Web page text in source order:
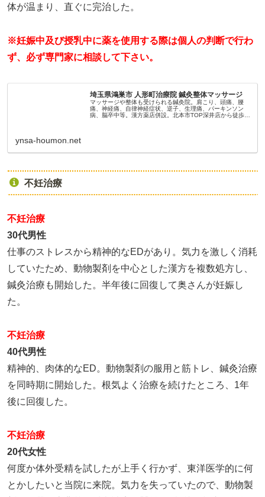
体が温まり、直ぐに完治した。
※妊娠中及び授乳中に薬を使用する際は個人の判断で行わ
ず、必ず専門家に相談して下さい。
埼玉県鴻巣市 人形町治療院 鍼灸整体マッサージ
マッサージや整体も受けられる鍼灸院。肩こり、頭痛、腰
痛、神経痛、自律神経症状、逆子、生理痛、パーキンソン
病、脳卒中等。漢方薬店併設。北本市TOP深井店から徒歩3
ynsa-houmon.net
不妊治療
不妊治療
30代男性
仕事のストレスから精神的なEDがあり。気力を激しく消耗
していたため、動物製剤を中心とした漢方を複数処方し、
鍼灸治療も開始した。半年後に回復して奥さんが妊娠し
た。
不妊治療
40代男性
精神的、肉体的なED。動物製剤の服用と筋トレ、鍼灸治療
を同時期に開始した。根気よく治療を続けたところ、1年
後に回復した。
不妊治療
20代女性
何度か体外受精を試したが上手く行かず、東洋医学的に何
とかしたいと当院に来院。気力を失っていたので、動物製